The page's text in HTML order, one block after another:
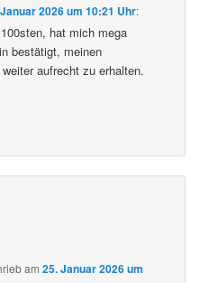
2026 um 10:21 Uhr:
hat mich mega
bestätigt, meinen
aufrecht zu erhalten.
am25. Januar 2026 um